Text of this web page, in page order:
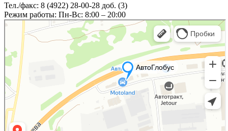
Тел./факс: 8 (4922) 28-00-28 доб. (3)
Режим работы: Пн-Вс: 8:00 – 20:00